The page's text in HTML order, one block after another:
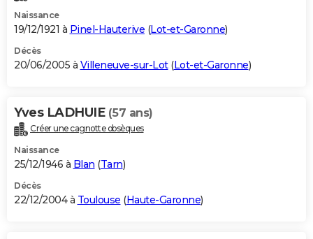
Naissance
19/12/1921 à Pinel-Hauterive (Lot-et-Garonne)
Décès
20/06/2005 à Villeneuve-sur-Lot(Lot-et-Garonne)
Yves LADHUIE (57 ans)
Créer une cagnotte obsèques
Naissance
25/12/1946 à Blan (Tarn)
Décès
22/12/2004 à Toulouse (Haute-Garonne)